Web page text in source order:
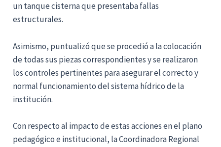
un tanque cisterna que presentaba fallas
estructurales.
Asimismo, puntualizó que se procedió a la colocación
de todas sus piezas correspondientes y se realizaron
los controles pertinentes para asegurar el correcto y
normal funcionamiento del sistema hídrico de la
institución.
Con respecto al impacto de estas acciones en el plano
pedagógico e institucional, la Coordinadora Regional